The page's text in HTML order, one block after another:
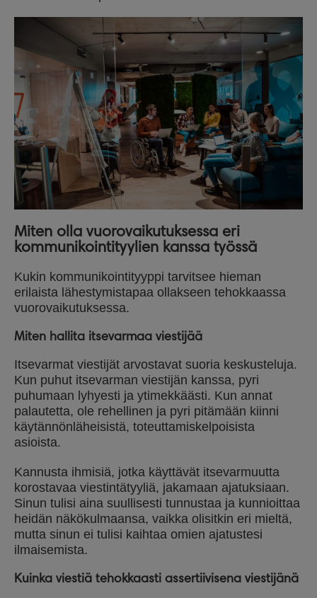
Miten olla vuorovaikutuksessa eri
kommunikointityylien kanssa työssä
Kukin kommunikointityyppi tarvitsee hieman
erilaista lähestymistapaa ollakseen tehokkaassa
vuorovaikutuksessa.
Miten hallita itsevarmaa viestijää
Itsevarmat viestijät arvostavat suoria keskusteluja.
Kun puhut itsevarman viestijän kanssa, pyri
puhumaan lyhyesti ja ytimekkäästi. Kun annat
palautetta, ole rehellinen ja pyri pitämään kiinni
käytännönläheisistä, toteuttamiskelpoisista
asioista.
Kannusta ihmisiä, jotka käyttävät itsevarmuutta
korostavaa viestintätyyliä, jakamaan ajatuksiaan.
Sinun tulisi aina suullisesti tunnustaa ja kunnioittaa
heidän näkökulmaansa, vaikka olisitkin eri mieltä,
mutta sinun ei tulisi kaihtaa omien ajatustesi
ilmaisemista.
Kuinka viestiä tehokkaasti assertiivisena viestijänä